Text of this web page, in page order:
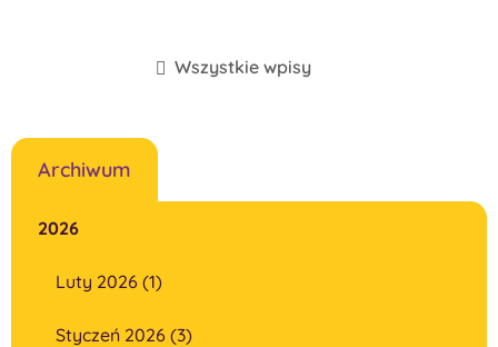
Wszystkie wpisy
Archiwum
2026
Luty 2026 (1)
Styczeń 2026 (3)